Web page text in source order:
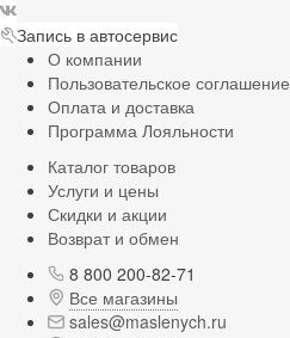
Запись в автосервис
О компании
Пользовательское соглашение
Оплата и доставка
Программа Лояльности
Каталог товаров
Услуги и цены
Скидки и акции
Возврат и обмен
8 800 200-82-71
Все магазины
sales@maslenych.ru